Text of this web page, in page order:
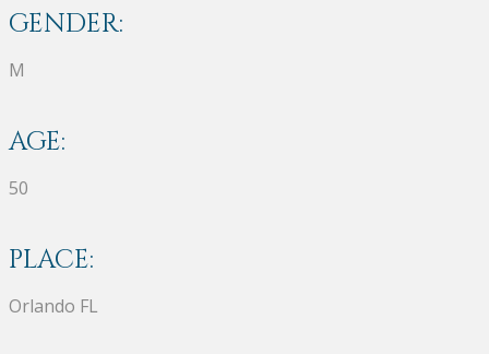
GENDER:
M
AGE:
50
PLACE:
Orlando FL